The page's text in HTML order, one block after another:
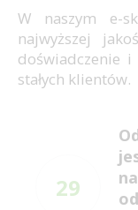
W naszym e-
najwyższej
doświadczenie
stałych klientów.
29